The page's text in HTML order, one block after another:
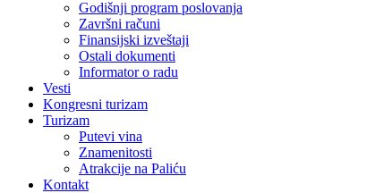
Godišnji program poslovanja
Završni računi
Finansijski izveštaji
Ostali dokumenti
Informator o radu
Vesti
Kongresni turizam
Turizam
Putevi vina
Znamenitosti
Atrakcije na Paliću
Kontakt